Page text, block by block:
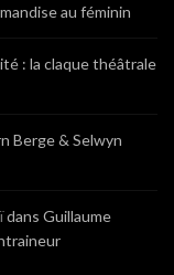
au féminin
: la claque théâtrale
Berge & Selwyn
dans Guillaume